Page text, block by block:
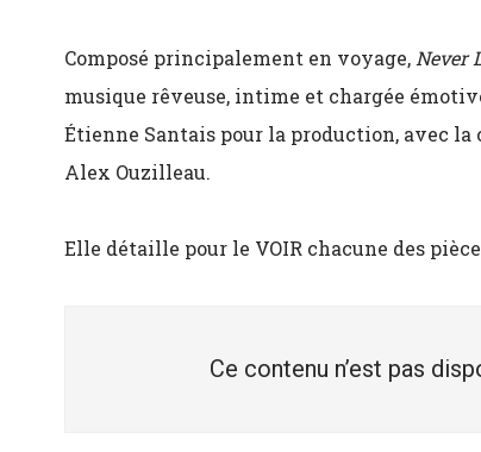
Composé principalement en voyage, Never
musique rêveuse, intime et chargée
Étienne Santais pour la production, avec
Alex Ouzilleau.
Elle détaille pour le VOIR chacune des
Ce contenu n’est pas